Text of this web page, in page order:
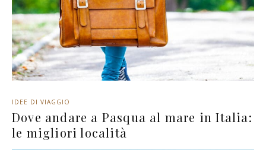
IDEE DI VIAGGIO
Dove andare a Pasqua al mare in Italia:
le migliori località